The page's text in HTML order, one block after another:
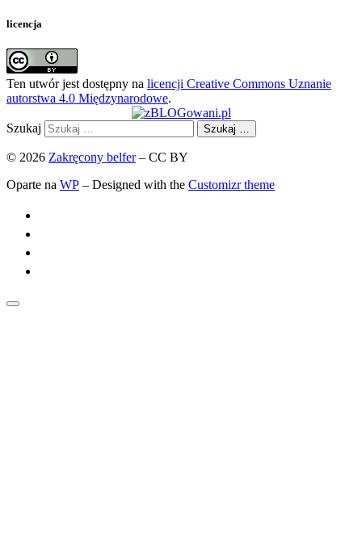
licencja
Ten utwór jest dostępny na licencji Creative Commons Uznanie
autorstwa 4.0 Międzynarodowe.
Szukaj Szukaj …
© 2026 Zakręcony belfer– CC BY
Oparte na WP – Designed with the Customizr theme